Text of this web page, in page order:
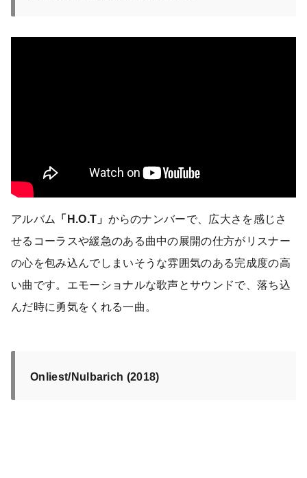
アルバム 「H.O.T」 からのナンバーで、広大さを感じさ
せるコーラスや緩急のある曲中の展開の仕方がリスナー
の心を包み込んでしまいそうな雰囲気のある完成度の高
い曲です。エモーショナルな歌声とサウンドで、落ち込
んだ時に勇気をくれる一曲。
Onliest/Nulbarich (2018)